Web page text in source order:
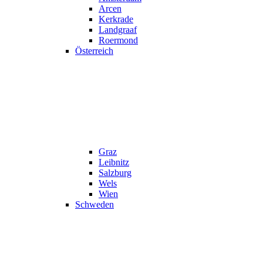
Arcen
Kerkrade
Landgraaf
Roermond
Österreich
Graz
Leibnitz
Salzburg
Wels
Wien
Schweden